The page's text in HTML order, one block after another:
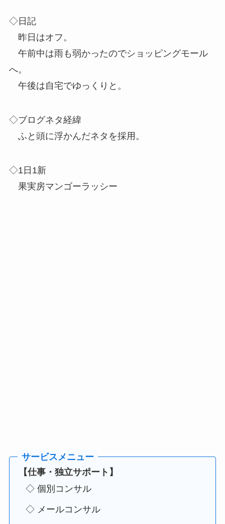
◇日記
昨日はオフ。
午前中は雨も弱かったのでショッピングモール
へ。
午後は自宅でゆっくりと。
◇ブログネタ経緯
ふと頭に浮かんだネタを採用。
◇1日1新
果実房マンゴーラッシー
【仕事・独立サポート】
◇ 個別コンサル
◇ メールコンサル